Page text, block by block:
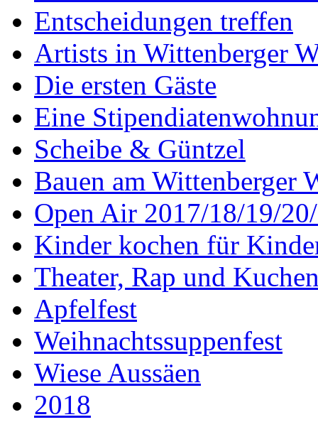
Entscheidungen treffen
Artists in Wittenberger
Die ersten Gäste
Eine
Scheibe & Güntzel
Bauen am Wittenberger
Open Air 2017/18/19/
Kinder kochen für
Theater, Rap und
Apfelfest
Weihnachtssuppenfest
Wiese Aussäen
2018